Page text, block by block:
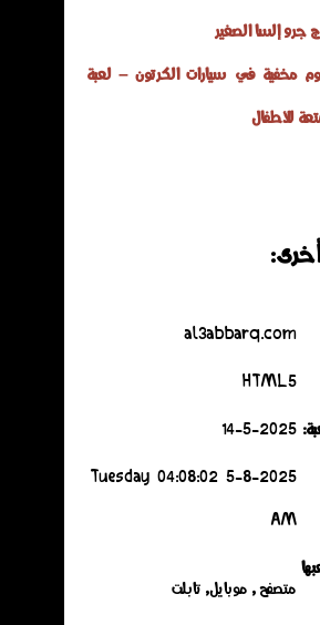
جرو إلسا الصغير
مخفية في سيارات الكرتون – لعبة
للأطفال
al3abbarq.com
HTML5
14-5-2025
5-8-2025 Tuesday 04:08:02
AM
متصفح , موبايل, تابلت